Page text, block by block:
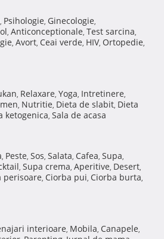
, Psihologie, Ginecologie,
, Anticonceptionale, Test sarcina,
, Avort, Ceai verde, HIV, Ortopedie,
, Relaxare, Yoga, Intretinere,
, Nutritie, Dieta de slabit, Dieta
ketogenica, Sala de acasa
, Peste, Sos, Salata, Cafea, Supa,
, Supa crema, Aperitive, Desert,
perisoare, Ciorba pui, Ciorba burta,
interioare, Mobila, Canapele,